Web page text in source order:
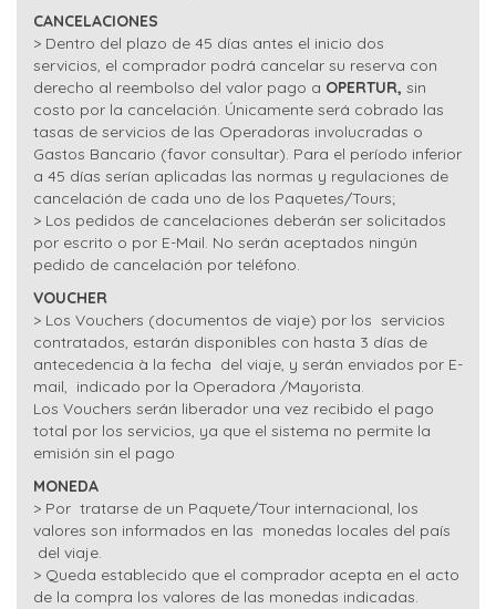
CANCELACIONES
> Dentro del plazo de 45 días antes el inicio dos
servicios, el comprador podrá cancelar su reserva con
derecho al reembolso del valor pago a OPERTUR, sin
costo por la cancelación. Únicamente será cobrado las
tasas de servicios de las Operadoras involucradas o
Gastos Bancario (favor consultar). Para el período inferior
a 45 días serían aplicadas las normas y regulaciones de
cancelación de cada uno de los Paquetes/Tours;
> Los pedidos de cancelaciones deberán ser solicitados
por escrito o por E-Mail. No serán aceptados ningún
pedido de cancelación por teléfono.
VOUCHER
> Los Vouchers (documentos de viaje) por los servicios
contratados, estarán disponibles con hasta 3 días de
antecedencia à la fecha del viaje, y serán enviados por E-
mail, indicado por la Operadora /Mayorista.
Los Vouchers serán liberador una vez recibido el pago
total por los servicios, ya que el sistema no permite la
emisión sin el pago
MONEDA
> Por tratarse de un Paquete/Tour internacional, los
valores son informados en las monedas locales del país
del viaje.
> Queda establecido que el comprador acepta en el acto
de la compra los valores de las monedas indicadas.